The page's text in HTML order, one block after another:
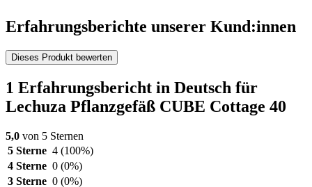
Erfahrungsberichte unserer Kund:innen
Dieses Produkt bewerten
1 Erfahrungsbericht in Deutsch für
Lechuza Pflanzgefäß CUBE Cottage 40
5,0 von 5 Sternen
5 Sterne 4 (100%)
4 Sterne 0 (0%)
3 Sterne 0 (0%)